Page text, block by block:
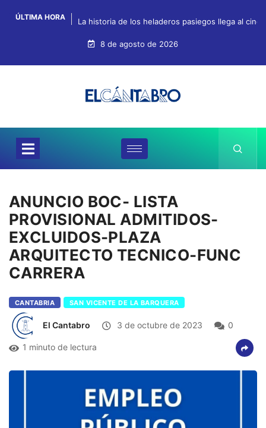
ÚLTIMA HORA La historia de los heladeros pasiegos llega al
8 de agosto de 2026
ANUNCIO BOC- LISTA
PROVISIONAL ADMITIDOS-
EXCLUIDOS-PLAZA
ARQUITECTO TECNICO-FUNC
CARRERA
CANTABRIA SAN VICENTE DE LA BARQUERA
El Cantabro 3 de octubre de 2023 0
1 minuto de lectura